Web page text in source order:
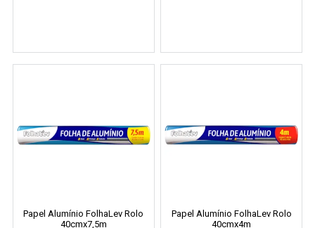
Papel Alumínio FolhaLev Rolo
40cmx7,5m
Papel Alumínio FolhaLev Rolo
40cmx4m